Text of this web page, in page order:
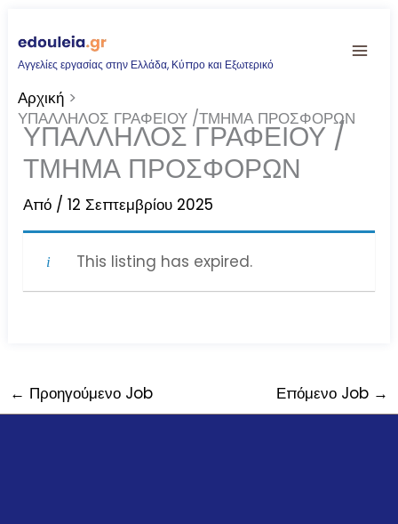
στο
περιεχόμενο
Αγγελίες εργασίας στην Ελλάδα, Κύπρο και Εξωτερικό
Αρχική
ΥΠΑΛΛΗΛΟΣ ΓΡΑΦΕΙΟΥ /ΤΜΗΜΑ ΠΡΟΣΦΟΡΩΝ
ΥΠΑΛΛΗΛΟΣ ΓΡΑΦΕΙΟΥ /
ΤΜΗΜΑ ΠΡΟΣΦΟΡΩΝ
Από /12 Σεπτεμβρίου 2025
This listing has expired.
← Προηγούμενο Job Επόμενο Job →